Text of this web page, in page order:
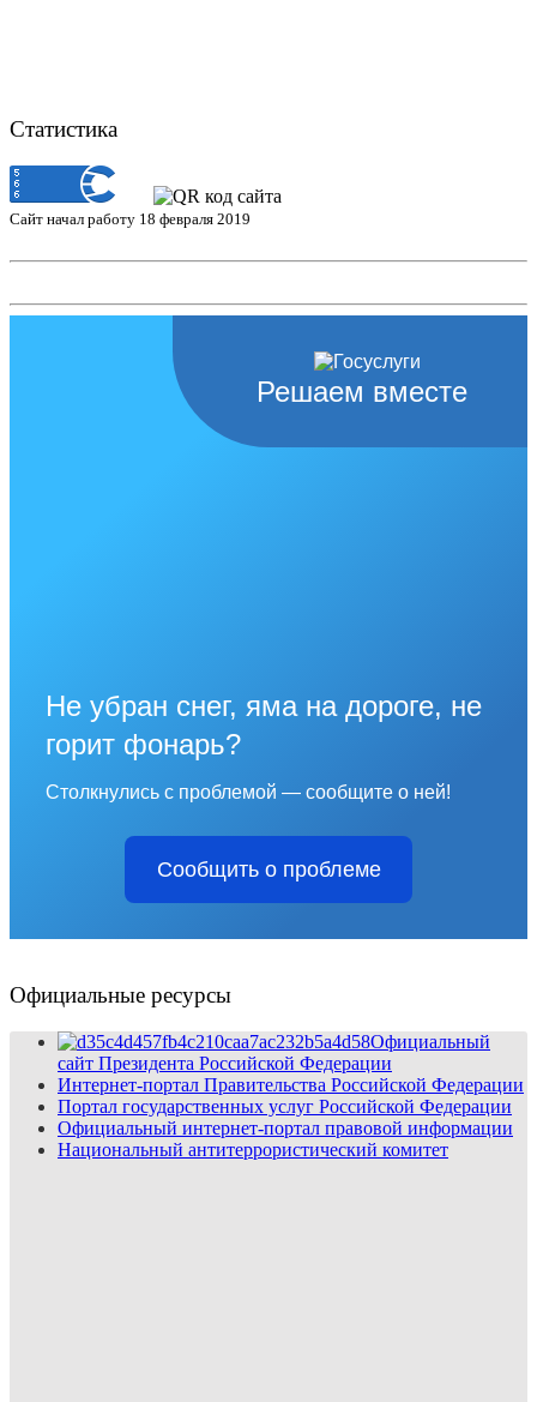
Статистика
Сайт начал работу 18 февраля 2019
Решаем вместе
Не убран снег, яма на дороге, не
горит фонарь?
Столкнулись с проблемой — сообщите о ней!
Сообщить о проблеме
Официальные ресурсы
Официальный
сайт Президента Российской Федерации
Интернет-портал Правительства Российской Федерации
Портал государственных услуг Российской Федерации
Официальный интернет-портал правовой информации
Национальный антитеррористический комитет